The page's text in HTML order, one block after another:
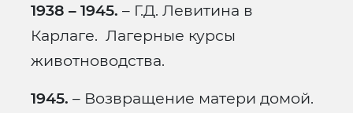
1938 – 1945. – Г.Д. Левитина в
Карлаге. Лагерные курсы
животноводства.
1945. – Возвращение матери домой.